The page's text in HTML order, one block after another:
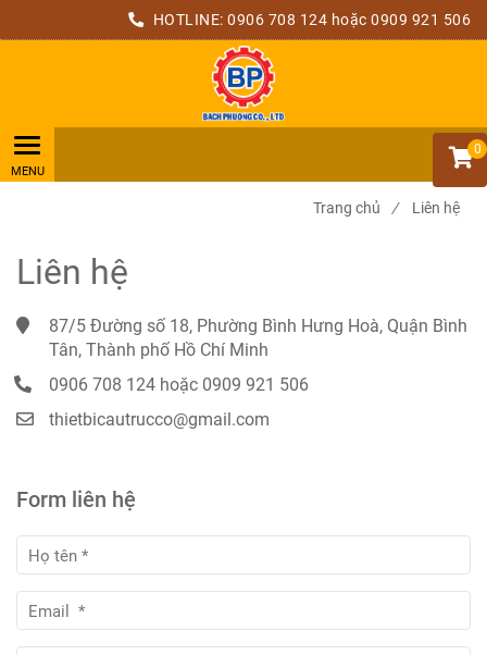
HOTLINE: 0906 708 124 hoặc 0909 921 506
0
Trang chủ / Liên hệ
Liên hệ
87/5 Đường số 18, Phường Bình Hưng Hoà, Quận Bình
Tân, Thành phố Hồ Chí Minh
0906 708 124 hoặc 0909 921 506
thietbicautrucco@gmail.com
Form liên hệ